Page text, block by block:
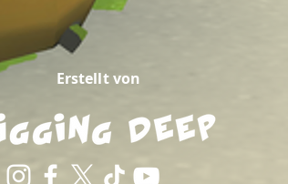
Erstellt von